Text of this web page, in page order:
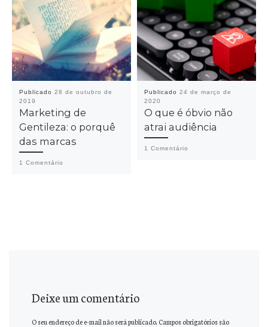
Publicado 28 de outubro de
2019
Marketing de
Gentileza: o porquê
das marcas
1 Comentário
Publicado 24 de março de
2020
O que é óbvio não
atrai audiência
1 Comentário
Deixe um comentário
O seu endereço de e-mail não será publicado. Campos obrigatórios são